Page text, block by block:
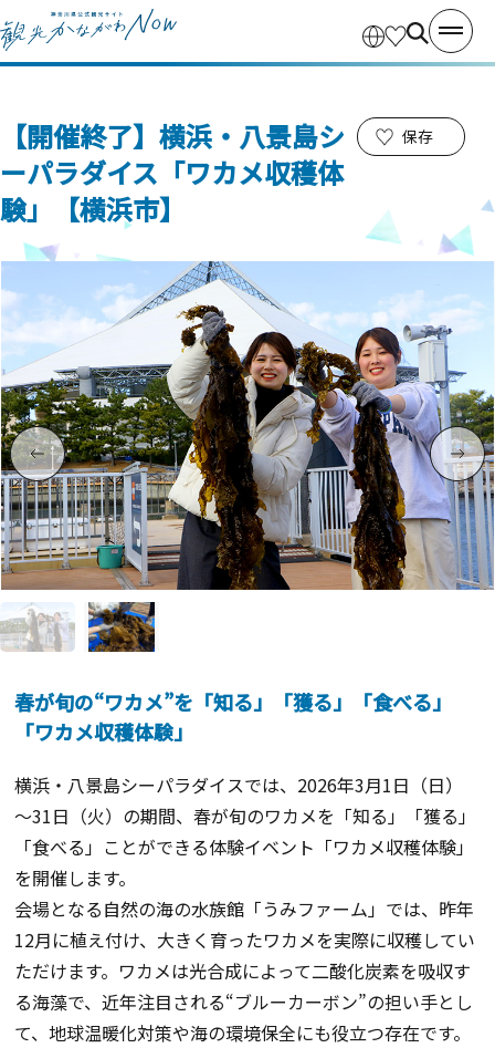
【開催終了】横浜・八景島シ
ーパラダイス「ワカメ収穫体
験」【横浜市】
保存
春が旬の“ワカメ”を「知る」「獲る」「食べる」
「ワカメ収穫体験」
横浜・八景島シーパラダイスでは、2026年3月1日（日）
～31日（火）の期間、春が旬のワカメを「知る」「獲る」
「食べる」ことができる体験イベント「ワカメ収穫体験」
を開催します。
会場となる自然の海の水族館「うみファーム」では、昨年
12月に植え付け、大きく育ったワカメを実際に収穫してい
ただけます。ワカメは光合成によって二酸化炭素を吸収す
る海藻で、近年注目される“ブルーカーボン”の担い手とし
て、地球温暖化対策や海の環境保全にも役立つ存在です。